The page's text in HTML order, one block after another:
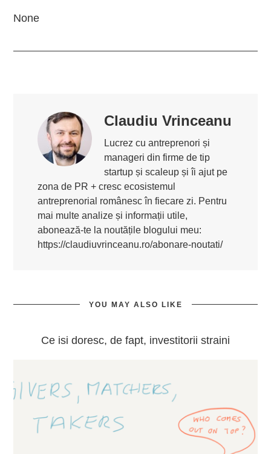
None
Claudiu Vrinceanu
Lucrez cu antreprenori și
manageri din firme de tip
startup și scaleup și îi ajut pe
zona de PR + cresc ecosistemul
antreprenorial românesc în fiecare zi. Pentru
mai multe analize și informații utile,
abonează-te la noutățile blogului meu:
https://claudiuvrinceanu.ro/abonare-noutati/
YOU MAY ALSO LIKE
Ce isi doresc, de fapt, investitorii straini